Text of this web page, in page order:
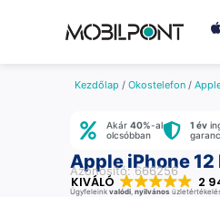
Kezdőlap / Okostelefon /
Akár 40%-al
olcsóbban
1 év
Apple iPhone
Azonosító: 666256
KIVÁLÓ 2
Ügyfeleink valódi, nyilvános